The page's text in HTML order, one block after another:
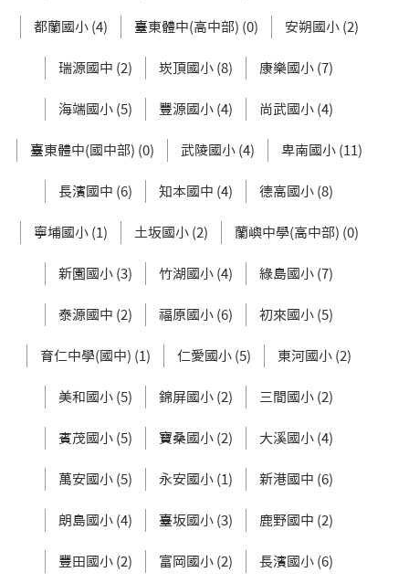
都蘭國小 (4) 臺東體中(高中部) (0) 安朔國小 (2)
瑞源國中 (2) 崁頂國小 (8) 康樂國小 (7)
海端國小 (5) 豐源國小 (4) 尚武國小 (4)
臺東體中(國中部) (0) 武陵國小 (4) 卑南國小 (11)
長濱國中 (6) 知本國中 (4) 德高國小 (8)
寧埔國小 (1) 土坂國小 (2) 蘭嶼中學(高中部) (0)
新園國小 (3) 竹湖國小 (4) 綠島國小 (7)
泰源國中 (2) 福原國小 (6) 初來國小 (5)
育仁中學(國中) (1) 仁愛國小 (5) 東河國小 (2)
美和國小 (5) 錦屏國小 (2) 三間國小 (2)
賓茂國小 (5) 寶桑國小 (2) 大溪國小 (4)
萬安國小 (5) 永安國小 (1) 新港國中 (6)
朗島國小 (4) 臺坂國小 (3) 鹿野國中 (2)
豐田國小 (2) 富岡國小 (2) 長濱國小 (6)